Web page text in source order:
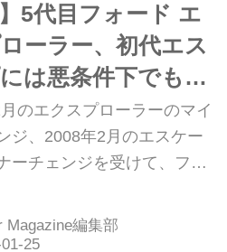
】5代目フォード エ
ーラー、初代エス
は悪条件下でも安
れる余裕があった
と昔の新車】
のエクスプローラーのマイ
ジ、2008年2月のエスケー
ーチェンジを受けて、フォ
ンは2008年3月に伊豆のオ
ースで特別な試乗会を開催
Magazine誌ではここで、
Magazine編集部